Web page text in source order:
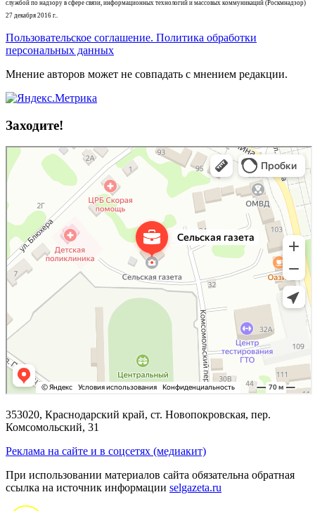
службой по надзору в сфере связи, информационных технологий и массовых коммуникаций (Роскмнадзор)
27 декабря 2016 г..
Пользовательское соглашение. Политика обработки
персональных данных
Мнение авторов может не совпадать с мнением редакции.
Заходите!
353020, Краснодарский край, ст. Новопокровская, пер.
Комсомольский, 31
Реклама на сайте и в соцсетях (медиакит)
При использовании материалов сайта обязательна обратная
ссылка на источник информации selgazeta.ru